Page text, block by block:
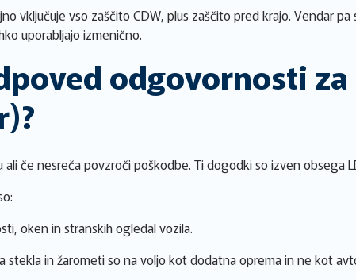
vključuje vso zaščito CDW, plus zaščito pred krajo. Vendar
uporabljajo izmenično.
odgovornosti
če nesreča povzroči poškodbe. Ti dogodki so izven obsega
oken in stranskih ogledal vozila.
stekla in žarometi so na voljo kot dodatna oprema in ne kot